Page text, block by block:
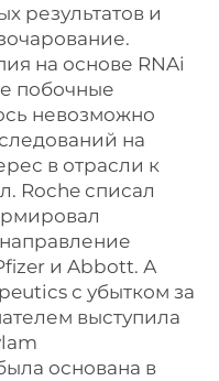
результатов и
на основе RNAi
побочные
невозможно
на
в отрасли к
Roche списал
и Abbott. А
с убытком за
выступила
основана в